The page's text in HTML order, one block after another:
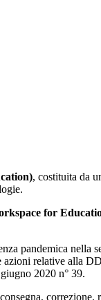
, costituita da
for
pandemica nella
azioni relative alla
2020 n° 39.
correzione,